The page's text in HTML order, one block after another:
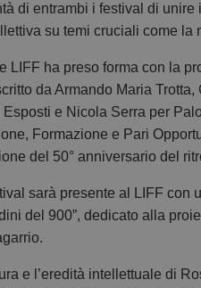
di entrambi i festival di
su temi cruciali come la
LIFF ha preso forma con la
da Armando Maria
e Nicola Serra per
Formazione e Pari
del 50° anniversario del
sarà presente al LIFF con
del 900”, dedicato alla
e l’eredità intellettuale di